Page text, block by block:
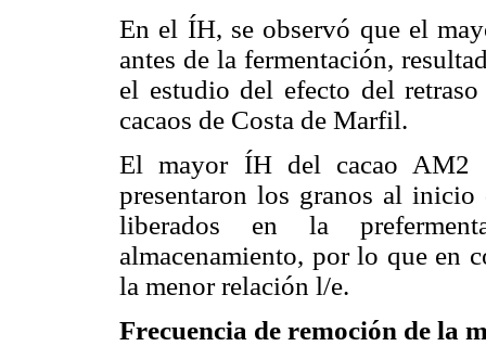
En el ÍH, se observó que el
antes de la fermentación,
el estudio del efecto del
cacaos de Costa de Marfil.
El mayor ÍH del cacao AM2
presentaron los granos al
liberados en la
almacenamiento, por lo que en
la menor relación l/e.
Frecuencia de remoción de la